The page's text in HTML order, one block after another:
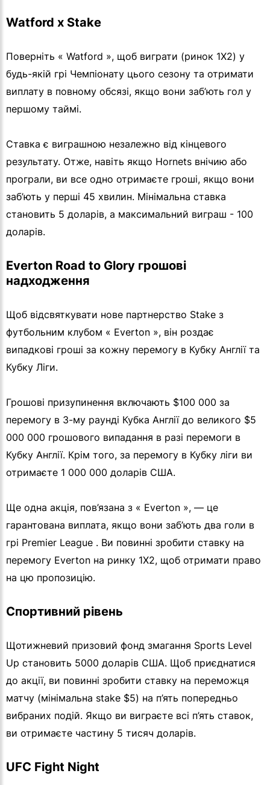
Watford x Stake
Поверніть « Watford », щоб виграти (ринок 1X2) у
будь-якій грі Чемпіонату цього сезону та отримати
виплату в повному обсязі, якщо вони заб’ють гол у
першому таймі.
Ставка є виграшною незалежно від кінцевого
результату. Отже, навіть якщо Hornets внічию або
програли, ви все одно отримаєте гроші, якщо вони
заб’ють у перші 45 хвилин. Мінімальна ставка
становить 5 доларів, а максимальний виграш - 100
доларів.
Everton Road to Glory грошові
надходження
Щоб відсвяткувати нове партнерство Stake з
футбольним клубом « Everton », він роздає
випадкові гроші за кожну перемогу в Кубку Англії та
Кубку Ліги.
Грошові призупинення включають $100 000 за
перемогу в 3-му раунді Кубка Англії до великого $5
000 000 грошового випадання в разі перемоги в
Кубку Англії. Крім того, за перемогу в Кубку ліги ви
отримаєте 1 000 000 доларів США.
Ще одна акція, пов’язана з « Everton », — це
гарантована виплата, якщо вони заб’ють два голи в
грі Premier League . Ви повинні зробити ставку на
перемогу Everton на ринку 1X2, щоб отримати право
на цю пропозицію.
Спортивний рівень
Щотижневий призовий фонд змагання Sports Level
Up становить 5000 доларів США. Щоб приєднатися
до акції, ви повинні зробити ставку на переможця
матчу (мінімальна stake $5) на п’ять попередньо
вибраних подій. Якщо ви виграєте всі п’ять ставок,
ви отримаєте частину 5 тисяч доларів.
UFC Fight Night